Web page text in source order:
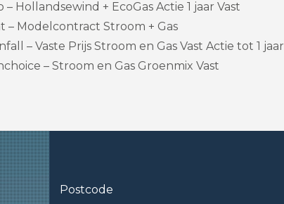
– Hollandsewind + EcoGas Actie 1 jaar Vast
– Modelcontract Stroom + Gas
– Vaste Prijs Stroom en Gas Vast Actie tot 1 jaar
– Stroom en Gas Groenmix Vast
Postcode